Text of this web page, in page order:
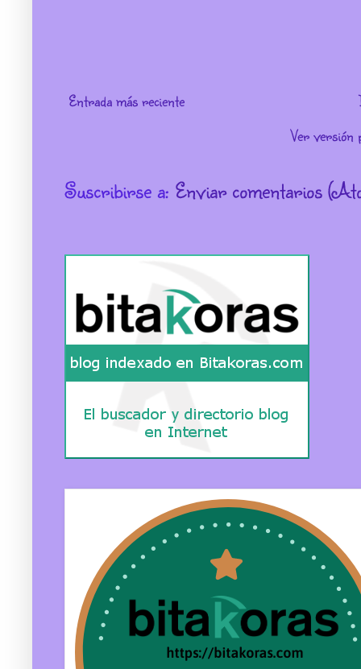
Entrada más reciente
Ver versión
Suscribirse a: Enviar comentarios